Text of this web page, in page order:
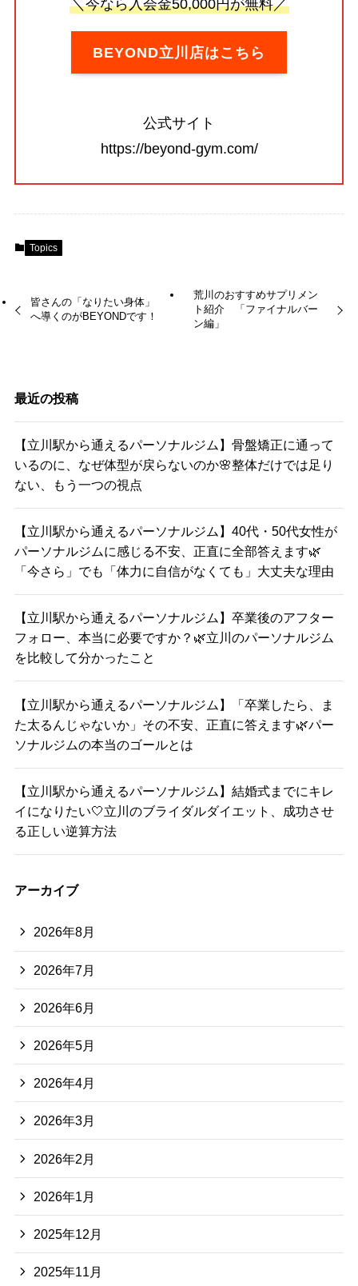
＼今なら入会金50,000円が無料／
BEYOND立川店はこちら
公式サイト
https://beyond-gym.com/
Topics
皆さんの「なりたい身体」
へ導くのがBEYONDです！
荒川のおすすめサプリメン
ト紹介 「ファイナルバー
ン編」
最近の投稿
【立川駅から通えるパーソナルジム】骨盤矯正に通って
いるのに、なぜ体型が戻らないのか🌸整体だけでは足り
ない、もう一つの視点
【立川駅から通えるパーソナルジム】40代・50代女性が
パーソナルジムに感じる不安、正直に全部答えます🌿
「今さら」でも「体力に自信がなくても」大丈夫な理由
【立川駅から通えるパーソナルジム】卒業後のアフター
フォロー、本当に必要ですか？🌿立川のパーソナルジム
を比較して分かったこと
【立川駅から通えるパーソナルジム】「卒業したら、ま
た太るんじゃないか」その不安、正直に答えます🌿パー
ソナルジムの本当のゴールとは
【立川駅から通えるパーソナルジム】結婚式までにキレ
イになりたい🤍立川のブライダルダイエット、成功させ
る正しい逆算方法
アーカイブ
2026年8月
2026年7月
2026年6月
2026年5月
2026年4月
2026年3月
2026年2月
2026年1月
2025年12月
2025年11月